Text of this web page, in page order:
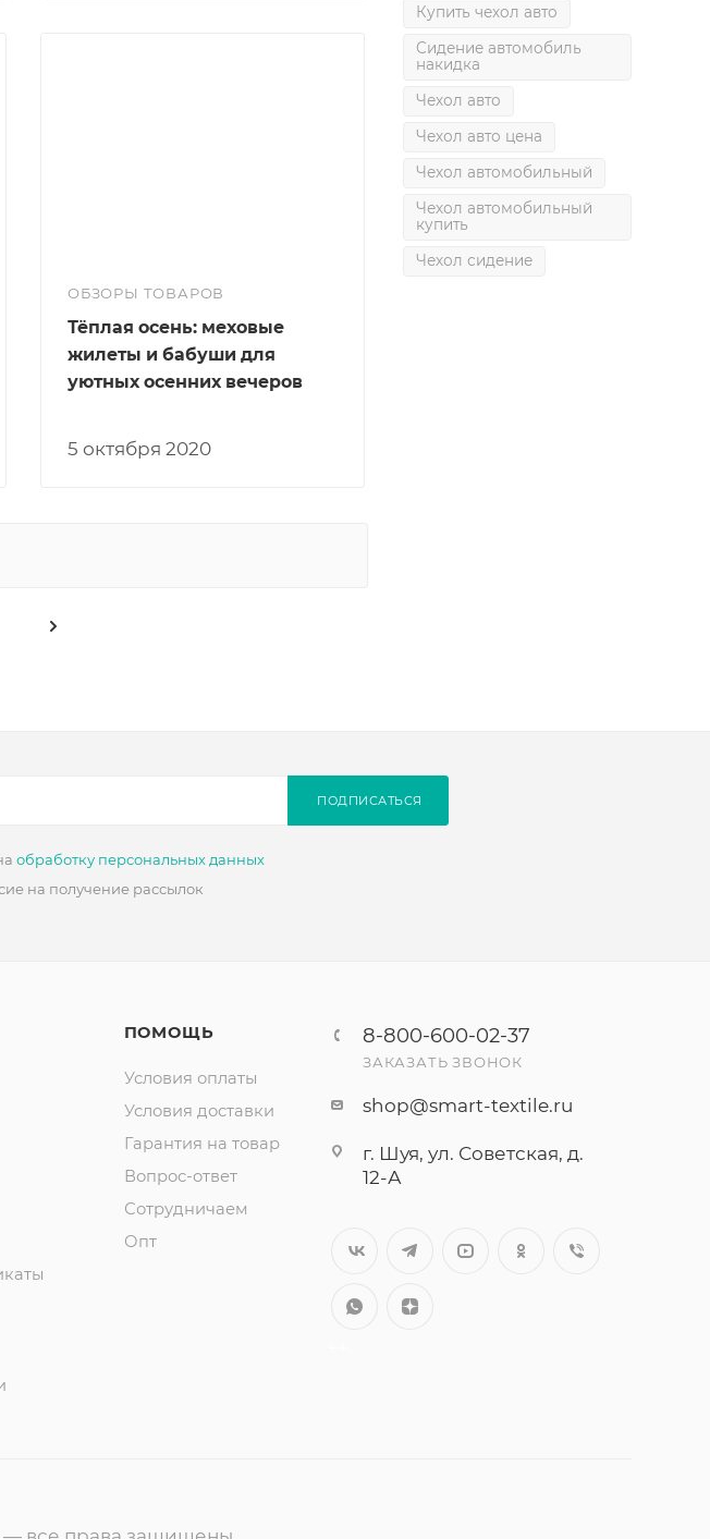
ОБЗОРЫ ТОВАРОВ
5 октября 2020
Тёплая осень: меховые
жилеты и бабуши для
уютных осенних вечеров
Купить чехол авто
Сидение автомобиль
накидка
Чехол авто
Чехол авто цена
Чехол автомобильный
Чехол автомобильный
купить
Чехол сидение
обработку персональных данных
на получение рассылок
ПОДПИСАТЬСЯ
ПОМОЩЬ
Условия оплаты
Условия доставки
Гарантия на товар
Вопрос-ответ
Сотрудничаем
Опт
8-800-600-02-37
ЗАКАЗАТЬ ЗВОНОК
shop@smart-textile.ru
г. Шуя, ул. Советская, д.
12-А